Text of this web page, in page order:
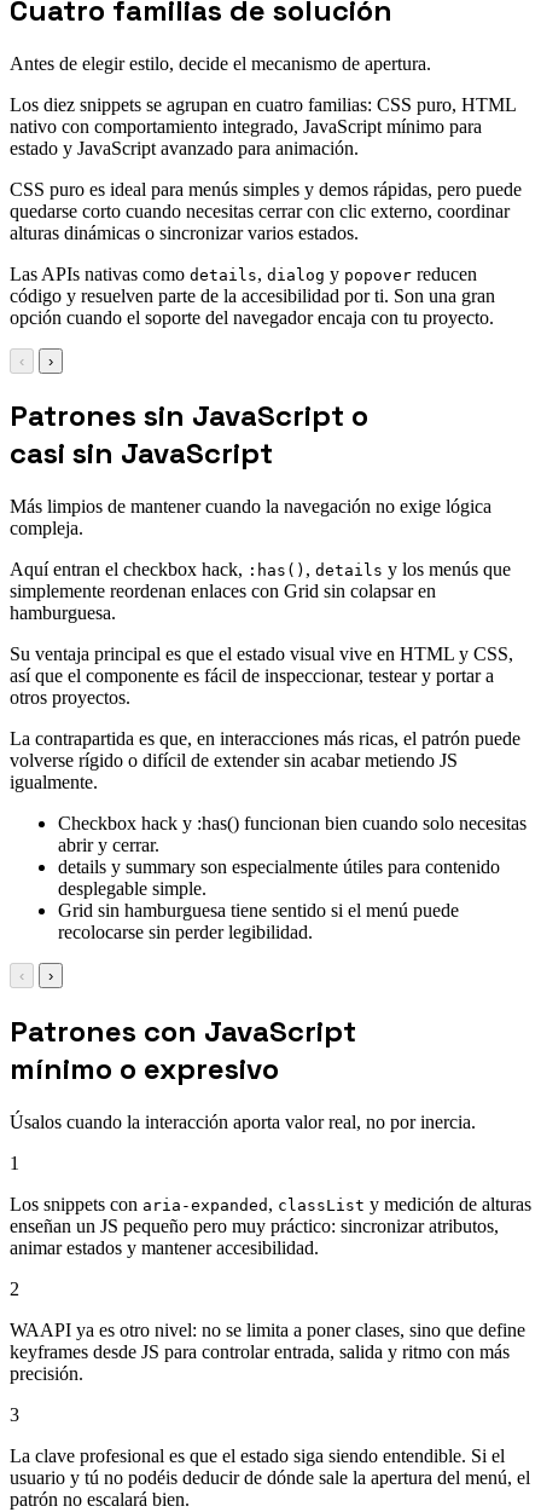
Cuatro familias de solución
Antes de elegir estilo, decide el mecanismo de apertura.
Los diez snippets se agrupan en cuatro familias: CSS puro, HTML
nativo con comportamiento integrado, JavaScript mínimo para
estado y JavaScript avanzado para animación.
CSS puro es ideal para menús simples y demos rápidas, pero puede
quedarse corto cuando necesitas cerrar con clic externo, coordinar
alturas dinámicas o sincronizar varios estados.
Las APIs nativas como details, dialog y popover reducen
código y resuelven parte de la accesibilidad por ti. Son una gran
opción cuando el soporte del navegador encaja con tu proyecto.
‹ ›
Patrones sin JavaScript o
casi sin JavaScript
Más limpios de mantener cuando la navegación no exige lógica
compleja.
Aquí entran el checkbox hack, :has() , details y los menús que
simplemente reordenan enlaces con Grid sin colapsar en
hamburguesa.
Su ventaja principal es que el estado visual vive en HTML y CSS,
así que el componente es fácil de inspeccionar, testear y portar a
otros proyectos.
La contrapartida es que, en interacciones más ricas, el patrón puede
volverse rígido o difícil de extender sin acabar metiendo JS
igualmente.
Checkbox hack y :has() funcionan bien cuando solo necesitas
abrir y cerrar.
details y summary son especialmente útiles para contenido
desplegable simple.
Grid sin hamburguesa tiene sentido si el menú puede
recolocarse sin perder legibilidad.
‹ ›
Patrones con JavaScript
mínimo o expresivo
Úsalos cuando la interacción aporta valor real, no por inercia.
1
Los snippets con aria-expanded , classList y medición de alturas
enseñan un JS pequeño pero muy práctico: sincronizar atributos,
animar estados y mantener accesibilidad.
2
WAAPI ya es otro nivel: no se limita a poner clases, sino que define
keyframes desde JS para controlar entrada, salida y ritmo con más
precisión.
3
La clave profesional es que el estado siga siendo entendible. Si el
usuario y tú no podéis deducir de dónde sale la apertura del menú, el
patrón no escalará bien.